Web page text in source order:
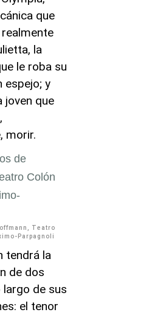
que
la
le roba su
espejo; y
joven que
morir.
Teatro
Parpagnoli
tendrá la
de dos
largo de sus
el tenor